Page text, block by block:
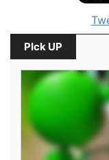
PIck UP